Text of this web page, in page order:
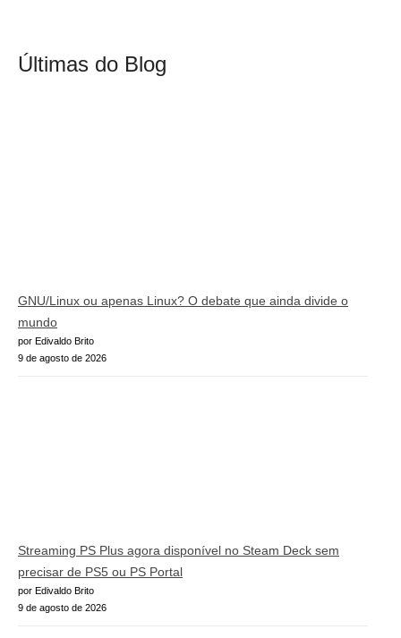
Últimas do Blog
GNU/Linux ou apenas Linux? O debate que ainda divide o
mundo
por Edivaldo Brito
9 de agosto de 2026
Streaming PS Plus agora disponível no Steam Deck sem
precisar de PS5 ou PS Portal
por Edivaldo Brito
9 de agosto de 2026